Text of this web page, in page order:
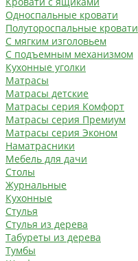
Односпальные кровати
Полутороспальные кровати
С мягким изголовьем
С подъемным механизмом
Кухонные уголки
Матрасы
Матрасы детские
Матрасы серия Комфорт
Матрасы серия Премиум
Матрасы серия Эконом
Наматрасники
Мебель для дачи
Столы
Журнальные
Кухонные
Стулья
Стулья из дерева
Табуреты из дерева
Тумбы